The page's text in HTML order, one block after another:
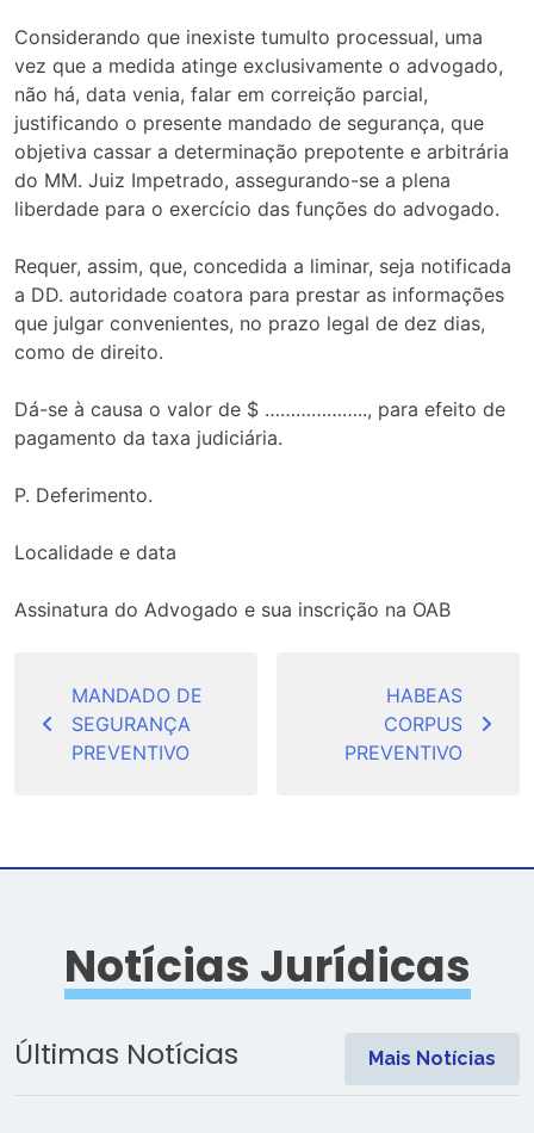
Considerando que inexiste tumulto processual, uma
vez que a medida atinge exclusivamente o advogado,
não há, data venia, falar em correição parcial,
justificando o presente mandado de segurança, que
objetiva cassar a determinação prepotente e arbitrária
do MM. Juiz Impetrado, assegurando-se a plena
liberdade para o exercício das funções do advogado.
Requer, assim, que, concedida a liminar, seja notificada
a DD. autoridade coatora para prestar as informações
que julgar convenientes, no prazo legal de dez dias,
como de direito.
Dá-se à causa o valor de $ ……………….., para efeito de
pagamento da taxa judiciária.
P. Deferimento.
Localidade e data
Assinatura do Advogado e sua inscrição na OAB
Post
MANDADO DE
SEGURANÇA
PREVENTIVO
HABEAS
CORPUS
PREVENTIVO
Notícias Jurídicas
Últimas Notícias Mais Notícias